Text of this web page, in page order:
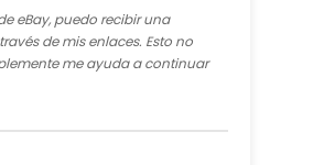
eBay, puedo recibir una
de mis enlaces. Esto no
me ayuda a continuar